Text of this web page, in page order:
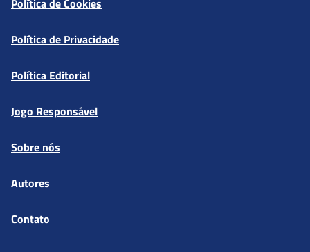
Política de Privacidade
Política Editorial
Jogo Responsável
Sobre nós
Autores
Contato